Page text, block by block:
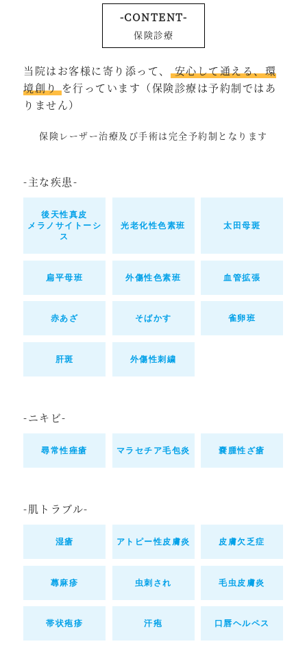
-CONTENT-
保険診療
当院はお客様に寄り添って、
安心して通える、環
境創り を行っています（保険診療は予約制ではあ
りません）
保険レーザー治療及び手術は完全予約制となります
-主な疾患-
後天性真皮
メラノサイトーシ
ス
光老化性色素班 太田母斑
扁平母班 外傷性色素班 血管拡張
赤あざ そばかす 雀卵班
肝斑 外傷性刺繍
-ニキビ-
尋常性痤瘡 マラセチア毛包炎 嚢腫性ざ瘡
-肌トラブル-
湿瘡 アトピー性皮膚炎 皮膚欠乏症
蕁麻疹 虫刺され 毛虫皮膚炎
帯状疱疹 汗疱 口唇ヘルペス